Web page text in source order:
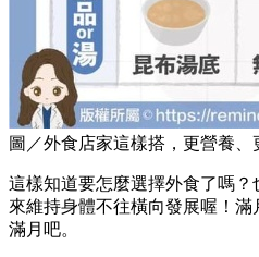
圖／外食店家這樣搭，更營養
這樣知道要怎麼選擇外食了嗎？
來維持身體不往橫向發展喔！
滿月吧。